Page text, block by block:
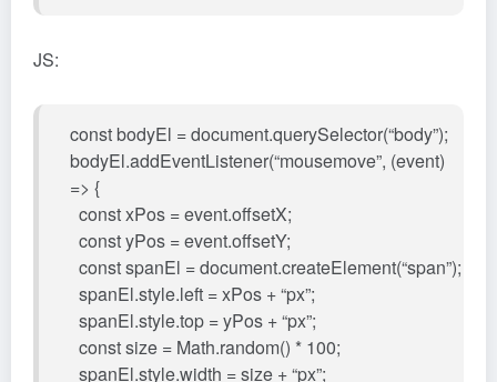
JS:
const bodyEl = document.querySelector(“body”);
bodyEl.addEventListener(“mousemove”, (event)
=> {
const xPos = event.offsetX;
const yPos = event.offsetY;
const spanEl = document.createElement(“span”);
spanEl.style.left = xPos + “px”;
spanEl.style.top = yPos + “px”;
const size = Math.random() * 100;
spanEl.style.width = size + “px”;